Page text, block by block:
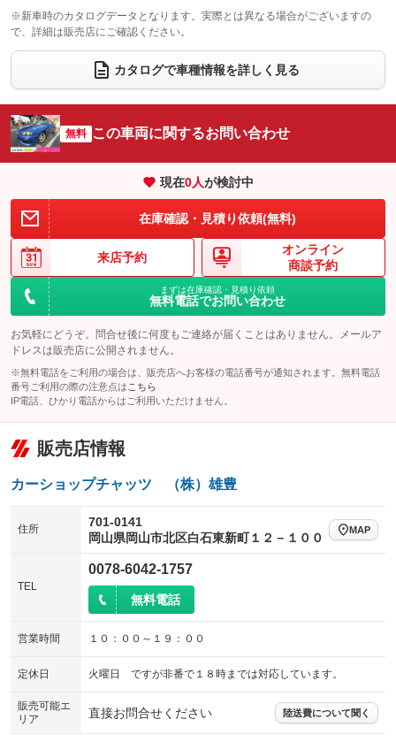
：装備なし ：装備なし
ウォークスルー
：装備なし
電動リアゲート フロントカメラ
：装備なし
：装備なし ：装備なし
サイドカメラ
：装備なし ルーフレール
：装備なし
：装備なし
：装備なし
※新車時のカタログデータとなります。実際とは異なる場合がございますの
で、詳細は販売店にご確認ください。
カタログで車種情報を詳しく見る
無料 この車両に関するお問い合わせ
現在0人が検討中
在庫確認・見積り依頼(無料)
来店予約
オンライン
商談予約
まずは在庫確認・見積り依頼
無料電話でお問い合わせ
お気軽にどうぞ。問合せ後に何度もご連絡が届くことはありません。メールア
ドレスは販売店に公開されません。
※無料電話をご利用の場合は、販売店へお客様の電話番号が通知されます。無料電話
番号ご利用の際の注意点は こちら
IP電話、ひかり電話からはご利用いただけません。
販売店情報
カーショップチャッツ （株）雄豊
住所
701-0141
岡山県岡山市北区白石東新町１２－１００
MAP
TEL
0078-6042-1757
無料電話
営業時間 １０：００～１９：００
定休日 火曜日 ですが非番で１８時までは対応しています。
販売可能エ
リア
直接お問合せください 陸送費について聞く